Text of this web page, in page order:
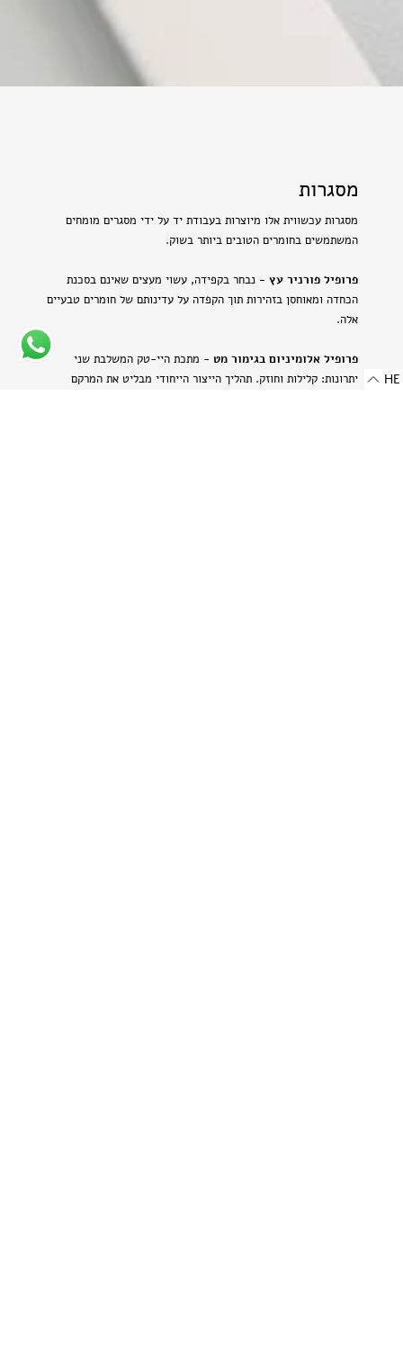
מסגרות
מסגרות עכשווית אלו מיוצרות בעבודת יד על ידי מסגרים מומחים
המשתמשים בחומרים הטובים ביותר בשוק.
פרופיל פורניר עץ - נבחר בקפידה, עשוי מעצים שאינם בסכנת
הכחדה ומאוחסן בזהירות תוך הקפדה על עדינותם של חומרים טבעיים
אלה.
פרופיל אלומיניום בגימור מט - מתכת היי-טק המשלבת שני
יתרונות: קלילות וחוזק. תהליך הייצור הייחודי מבליט את המרקם
HE